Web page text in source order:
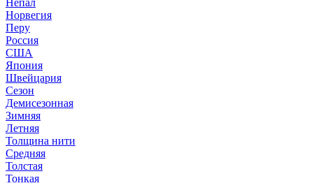
Непал
Норвегия
Перу
Россия
США
Япония
Швейцария
Сезон
Демисезонная
Зимняя
Летняя
Толщина нити
Средняя
Толстая
Тонкая